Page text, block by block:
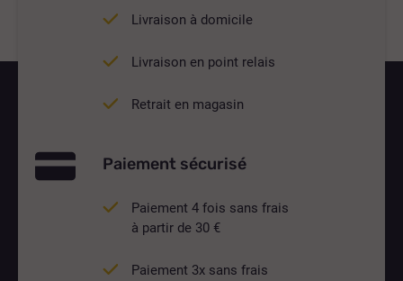
Livraison à domicile
Livraison en point relais
Retrait en magasin
Paiement sécurisé
Paiement 4 fois sans frais
à partir de 30 €
Paiement 3x sans frais